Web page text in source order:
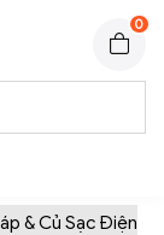
0
& Củ Sạc Điện